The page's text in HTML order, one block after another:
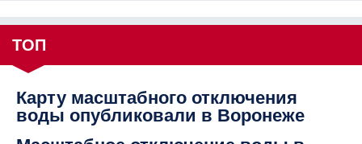
ТОП
Карту масштабного отключения
воды опубликовали в Воронеже